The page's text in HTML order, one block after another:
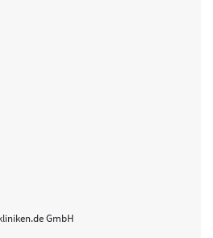
GmbH